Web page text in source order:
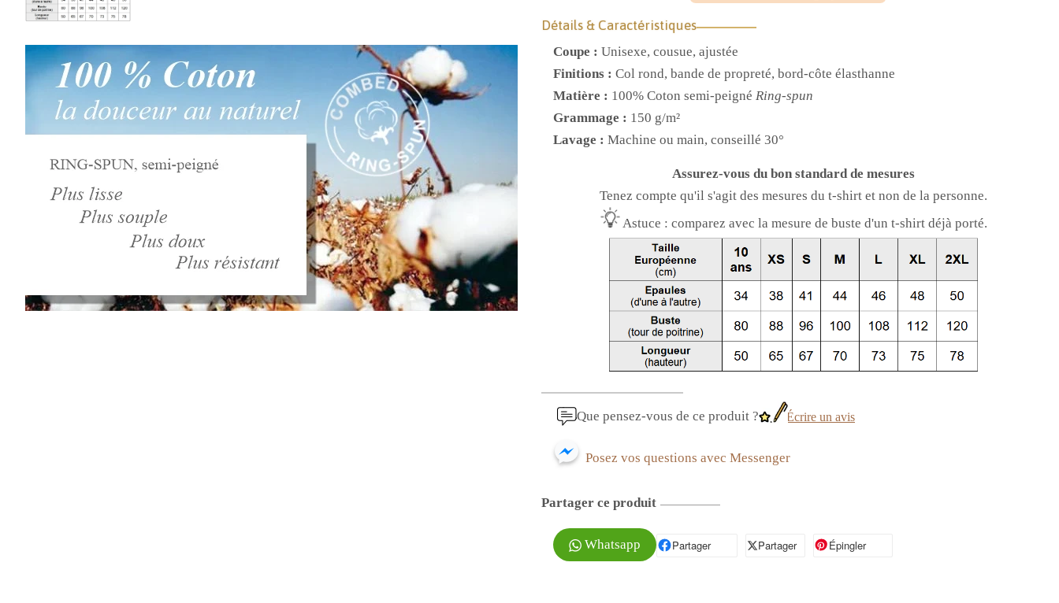
Détails & Caractéristiques
Coupe : Unisexe, cousue, ajustée
Finitions : Col rond, bande de propreté, bord-côte élasthanne
Matière : 100% Coton semi-peigné Ring-spun
Grammage : 150 g/m²
Lavage : Machine ou main, conseillé 30°
Assurez-vous du bon standard de mesures
Tenez compte qu'il s'agit des mesures du t-shirt et non de la personne.
Astuce : comparez avec la mesure de buste d'un t-shirt déjà porté.
Que pensez-vous de ce produit ? Écrire un avis
Posez vos questions avec Messenger
Partager ce produit
Whatsapp PartagerPartager sur Facebook
Partager
Partager sur XÉpinglerÉpingler sur Pinterest